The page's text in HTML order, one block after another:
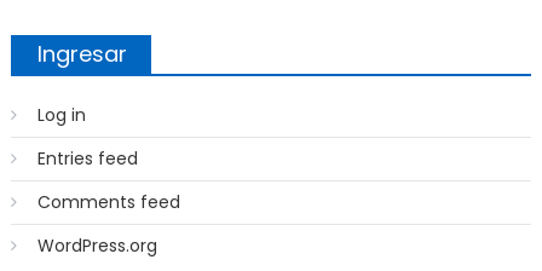
Ingresar
Log in
Entries feed
Comments feed
WordPress.org